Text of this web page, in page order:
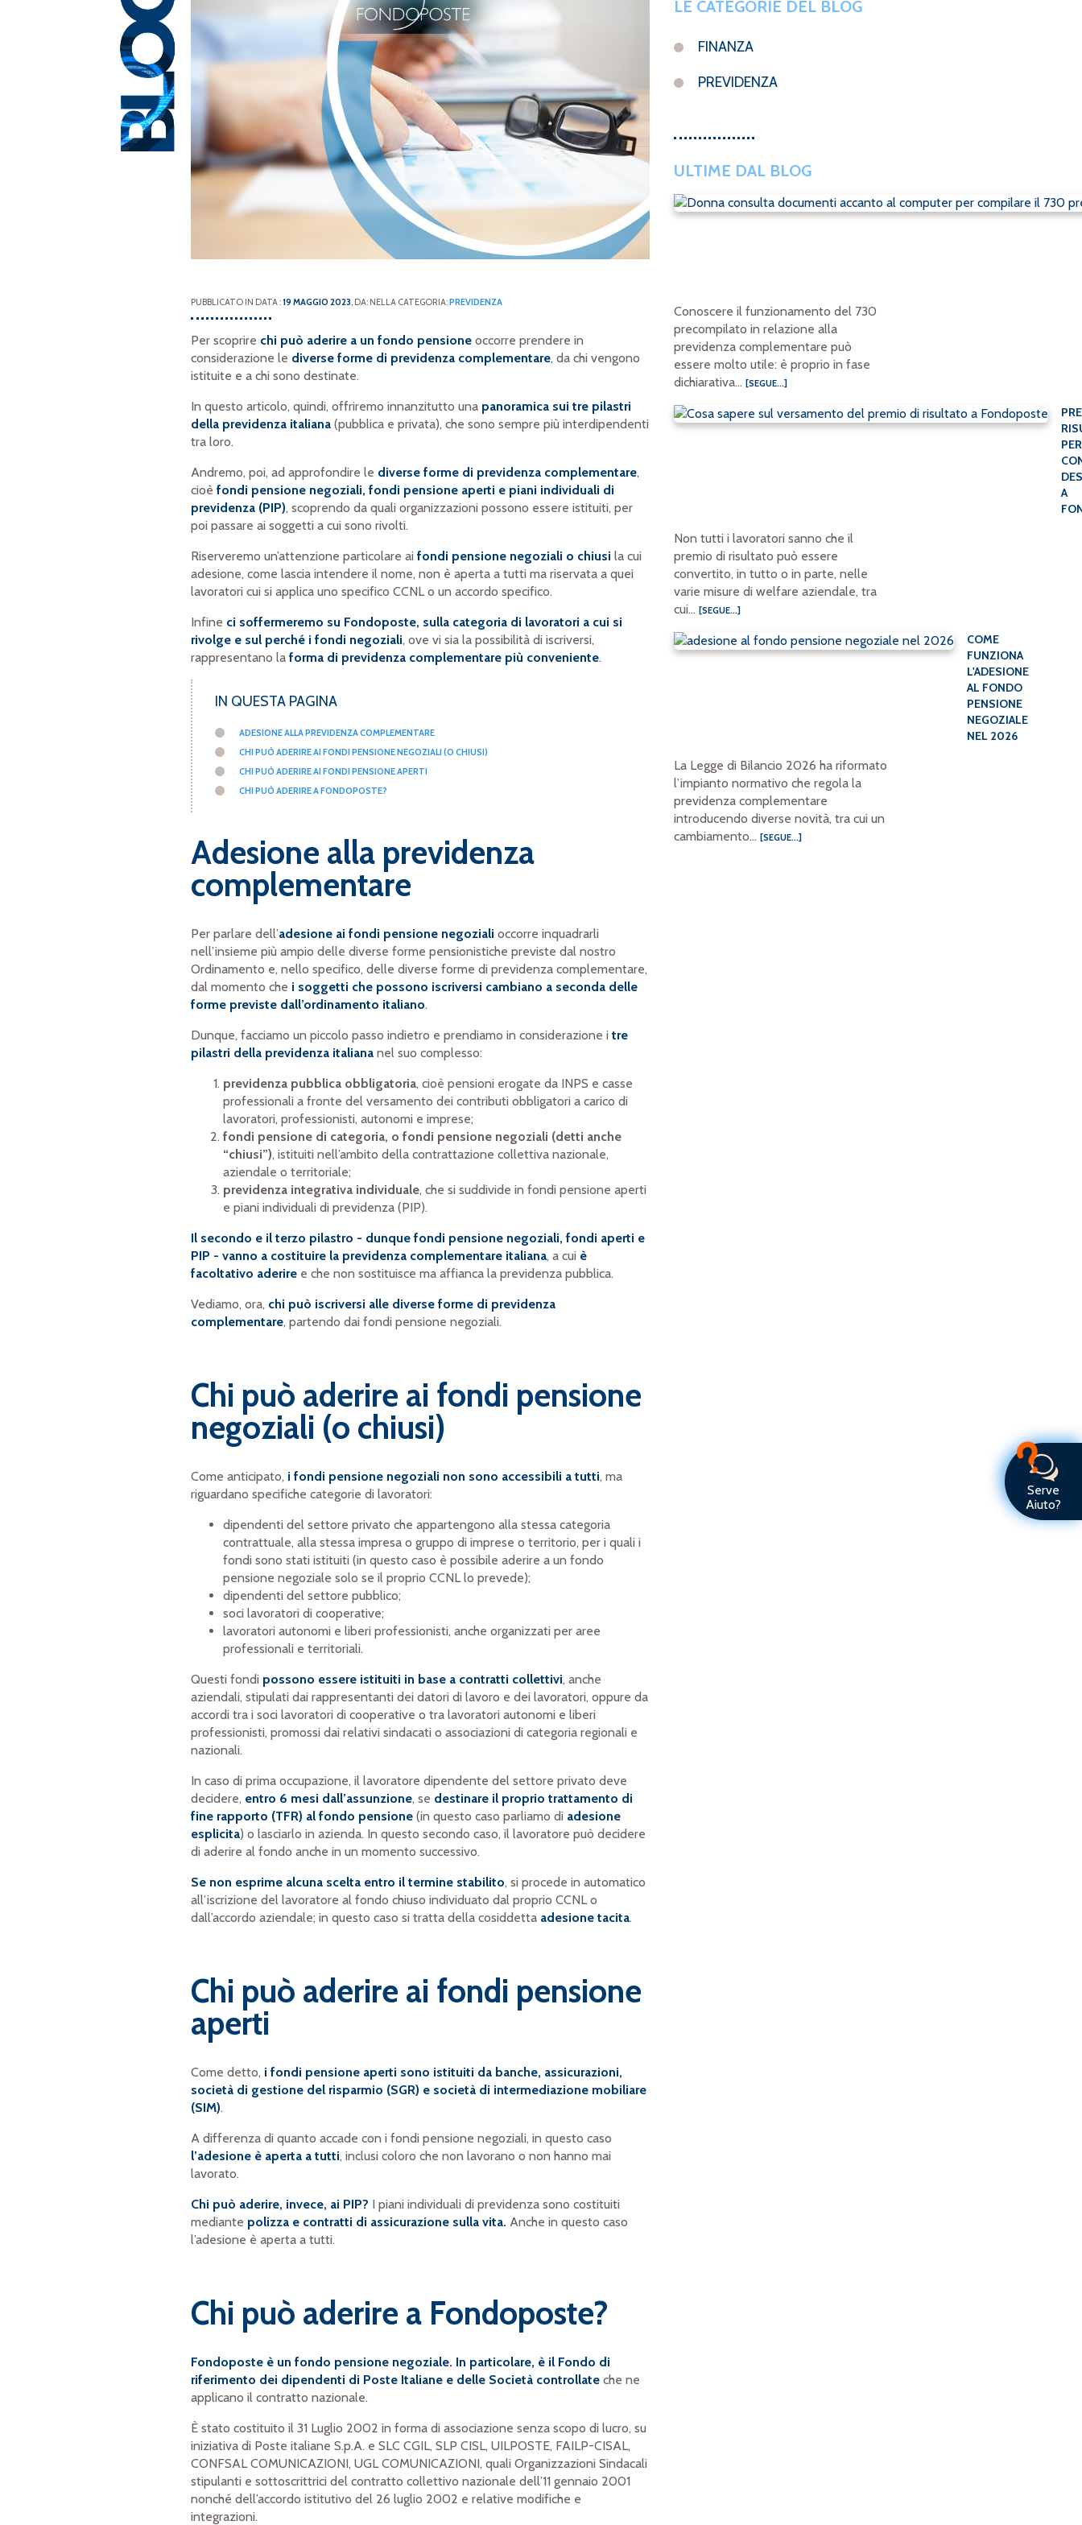
PUBBLICATO IN DATA :19 MAGGIO 2023, DA: NELLA CATEGORIA:PREVIDENZA
Per scoprire chi può aderire a un fondo pensione occorre prendere in
considerazione le diverse forme di previdenza complementare, da chi vengono
istituite e a chi sono destinate.
In questo articolo, quindi, offriremo innanzitutto una panoramica sui tre pilastri
della previdenza italiana (pubblica e privata), che sono sempre più interdipendenti
tra loro.
Andremo, poi, ad approfondire le diverse forme di previdenza complementare,
cioè fondi pensione negoziali, fondi pensione aperti e piani individuali di
previdenza (PIP), scoprendo da quali organizzazioni possono essere istituiti, per
poi passare ai soggetti a cui sono rivolti.
Riserveremo un’attenzione particolare ai fondi pensione negoziali o chiusi la cui
adesione, come lascia intendere il nome, non è aperta a tutti ma riservata a quei
lavoratori cui si applica uno specifico CCNL o un accordo specifico.
Infine ci soffermeremo su Fondoposte, sulla categoria di lavoratori a cui si
rivolge e sul perché i fondi negoziali, ove vi sia la possibilità di iscriversi,
rappresentano la forma di previdenza complementare più conveniente.
IN QUESTA PAGINA
ADESIONE ALLA PREVIDENZA COMPLEMENTARE
CHI PUÒ ADERIRE AI FONDI PENSIONE NEGOZIALI (O CHIUSI)
CHI PUÒ ADERIRE AI FONDI PENSIONE APERTI
CHI PUÒ ADERIRE A FONDOPOSTE?
Adesione alla previdenza
complementare
Per parlare dell’adesione ai fondi pensione negoziali occorre inquadrarli
nell’insieme più ampio delle diverse forme pensionistiche previste dal nostro
Ordinamento e, nello specifico, delle diverse forme di previdenza complementare,
dal momento che i soggetti che possono iscriversi cambiano a seconda delle
forme previste dall’ordinamento italiano.
Dunque, facciamo un piccolo passo indietro e prendiamo in considerazione i tre
pilastri della previdenza italiana nel suo complesso:
previdenza pubblica obbligatoria, cioè pensioni erogate da INPS e casse
professionali a fronte del versamento dei contributi obbligatori a carico di
lavoratori, professionisti, autonomi e imprese;
fondi pensione di categoria, o fondi pensione negoziali (detti anche
“chiusi”), istituiti nell’ambito della contrattazione collettiva nazionale,
aziendale o territoriale;
previdenza integrativa individuale, che si suddivide in fondi pensione aperti
e piani individuali di previdenza (PIP).
Il secondo e il terzo pilastro - dunque fondi pensione negoziali, fondi aperti e
PIP - vanno a costituire la previdenza complementare italiana, a cui è
facoltativo aderire e che non sostituisce ma affianca la previdenza pubblica.
Vediamo, ora, chi può iscriversi alle diverse forme di previdenza
complementare, partendo dai fondi pensione negoziali.
Chi può aderire ai fondi pensione
negoziali (o chiusi)
Come anticipato, i fondi pensione negoziali non sono accessibili a tutti, ma
riguardano specifiche categorie di lavoratori:
dipendenti del settore privato che appartengono alla stessa categoria
contrattuale, alla stessa impresa o gruppo di imprese o territorio, per i quali i
fondi sono stati istituiti (in questo caso è possibile aderire a un fondo
pensione negoziale solo se il proprio CCNL lo prevede);
dipendenti del settore pubblico;
soci lavoratori di cooperative;
lavoratori autonomi e liberi professionisti, anche organizzati per aree
professionali e territoriali.
Questi fondi possono essere istituiti in base a contratti collettivi, anche
aziendali, stipulati dai rappresentanti dei datori di lavoro e dei lavoratori, oppure da
accordi tra i soci lavoratori di cooperative o tra lavoratori autonomi e liberi
professionisti, promossi dai relativi sindacati o associazioni di categoria regionali e
nazionali.
In caso di prima occupazione, il lavoratore dipendente del settore privato deve
decidere, entro 6 mesi dall’assunzione, se destinare il proprio trattamento di
fine rapporto (TFR) al fondo pensione (in questo caso parliamo di adesione
esplicita) o lasciarlo in azienda. In questo secondo caso, il lavoratore può decidere
di aderire al fondo anche in un momento successivo.
Se non esprime alcuna scelta entro il termine stabilito, si procede in automatico
all’iscrizione del lavoratore al fondo chiuso individuato dal proprio CCNL o
dall’accordo aziendale; in questo caso si tratta della cosiddetta adesione tacita.
Chi può aderire ai fondi pensione
aperti
Come detto, i fondi pensione aperti sono istituiti da banche, assicurazioni,
società di gestione del risparmio (SGR) e società di intermediazione mobiliare
(SIM).
A differenza di quanto accade con i fondi pensione negoziali, in questo caso
l’adesione è aperta a tutti, inclusi coloro che non lavorano o non hanno mai
lavorato.
Chi può aderire, invece, ai PIP? I piani individuali di previdenza sono costituiti
mediante polizza e contratti di assicurazione sulla vita. Anche in questo caso
l’adesione è aperta a tutti.
Chi può aderire a Fondoposte?
Fondoposte è un fondo pensione negoziale. In particolare, è il Fondo di
riferimento dei dipendenti di Poste Italiane e delle Società controllate che ne
applicano il contratto nazionale.
È stato costituito il 31 Luglio 2002 in forma di associazione senza scopo di lucro, su
iniziativa di Poste italiane S.p.A. e SLC CGIL, SLP CISL, UILPOSTE, FAILP-CISAL,
CONFSAL COMUNICAZIONI, UGL COMUNICAZIONI, quali Organizzazioni Sindacali
stipulanti e sottoscrittrici del contratto collettivo nazionale dell’11 gennaio 2001
nonché dell’accordo istitutivo del 26 luglio 2002 e relative modifiche e
integrazioni.
LE CATEGORIE DEL BLOG
FINANZA
PREVIDENZA
ULTIME DAL BLOG
Conoscere il funzionamento del 730
precompilato in relazione alla
previdenza complementare può
essere molto utile: è proprio in fase
dichiarativa... [SEGUE...]
A
Non tutti i lavoratori sanno che il
premio di risultato può essere
convertito, in tutto o in parte, nelle
varie misure di welfare aziendale, tra
cui... [SEGUE...]
COME
FUNZIONA
L'ADESIONE
AL FONDO
PENSIONE
NEGOZIALE
NEL 2026
La Legge di Bilancio 2026 ha riformato
l’impianto normativo che regola la
previdenza complementare
introducendo diverse novità, tra cui un
cambiamento... [SEGUE...]
Serve Aiuto?
Serve
Aiuto?